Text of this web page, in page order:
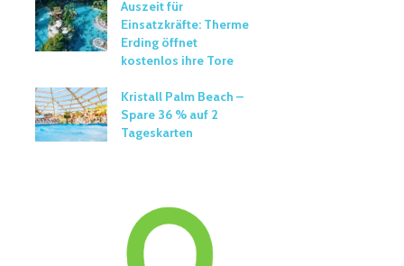
Auszeit für
Einsatzkräfte: Therme
Erding öffnet
kostenlos ihre Tore
Kristall Palm Beach –
Spare 36 % auf 2
Tageskarten